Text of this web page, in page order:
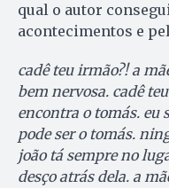
qual o autor
acontecimentos e
cadê teu irmão?! a
bem nervosa. cadê
encontra o tomás. eu
pode ser o tomás.
joão tá sempre no
desço atrás dela. a